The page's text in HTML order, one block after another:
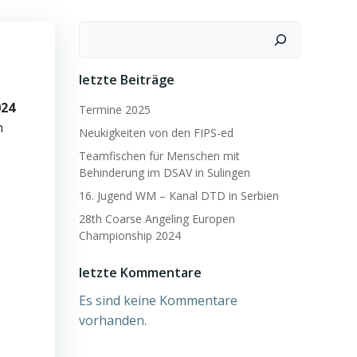
letzte Beiträge
Termine 2025
Neukigkeiten von den FIPS-ed
Teamfischen für Menschen mit
Behinderung im DSAV in Sulingen
16. Jugend WM – Kanal DTD in Serbien
28th Coarse Angeling Europen
Championship 2024
letzte Kommentare
Es sind keine Kommentare
vorhanden.